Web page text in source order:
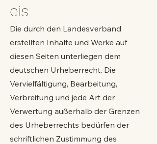
eis
Die durch den Landesverband
erstellten Inhalte und Werke auf
diesen Seiten unterliegen dem
deutschen Urheberrecht. Die
Vervielfältigung, Bearbeitung,
Verbreitung und jede Art der
Verwertung außerhalb der Grenzen
des Urheberrechts bedürfen der
schriftlichen Zustimmung des